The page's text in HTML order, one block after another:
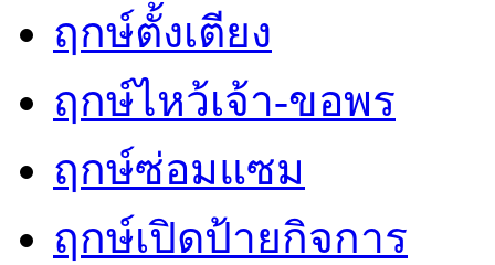
ฤกษ์ตั้งเตียง
ฤกษ์ไหว้เจ้า-ขอพร
ฤกษ์ซ่อมแซม
ฤกษ์เปิดป้ายกิจการ